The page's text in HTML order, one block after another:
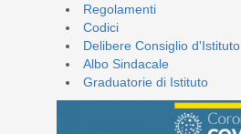
Regolamenti
Codici
Delibere Consiglio d'Istituto
Albo Sindacale
Graduatorie di Istituto